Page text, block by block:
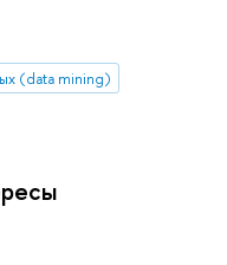
(data mining)